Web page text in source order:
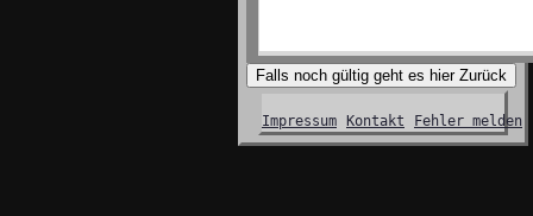
Falls noch gültig geht es hier Zurück
Impressum Kontakt Fehler melden